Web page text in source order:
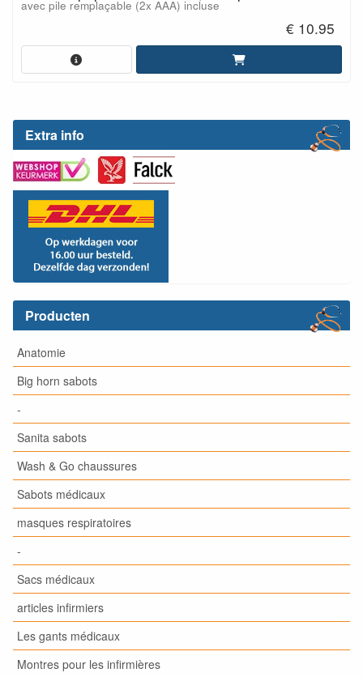
Extra info
Producten
Anatomie
Big horn sabots
-
Sanita sabots
Wash & Go chaussures
Sabots médicaux
masques respiratoires
-
Sacs médicaux
articles infirmiers
Les gants médicaux
Montres pour les infirmières
avec pile remplaçable (2x AAA) incluse
€ 10.95